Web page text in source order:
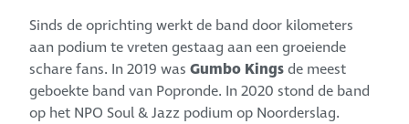
Sinds de oprichting werkt de band door kilometers
aan podium te vreten gestaag aan een groeiende
schare fans. In 2019 wasGumbo Kingsde meest
geboekte band van Popronde. In 2020 stond de band
op het NPO Soul & Jazz podium op Noorderslag.